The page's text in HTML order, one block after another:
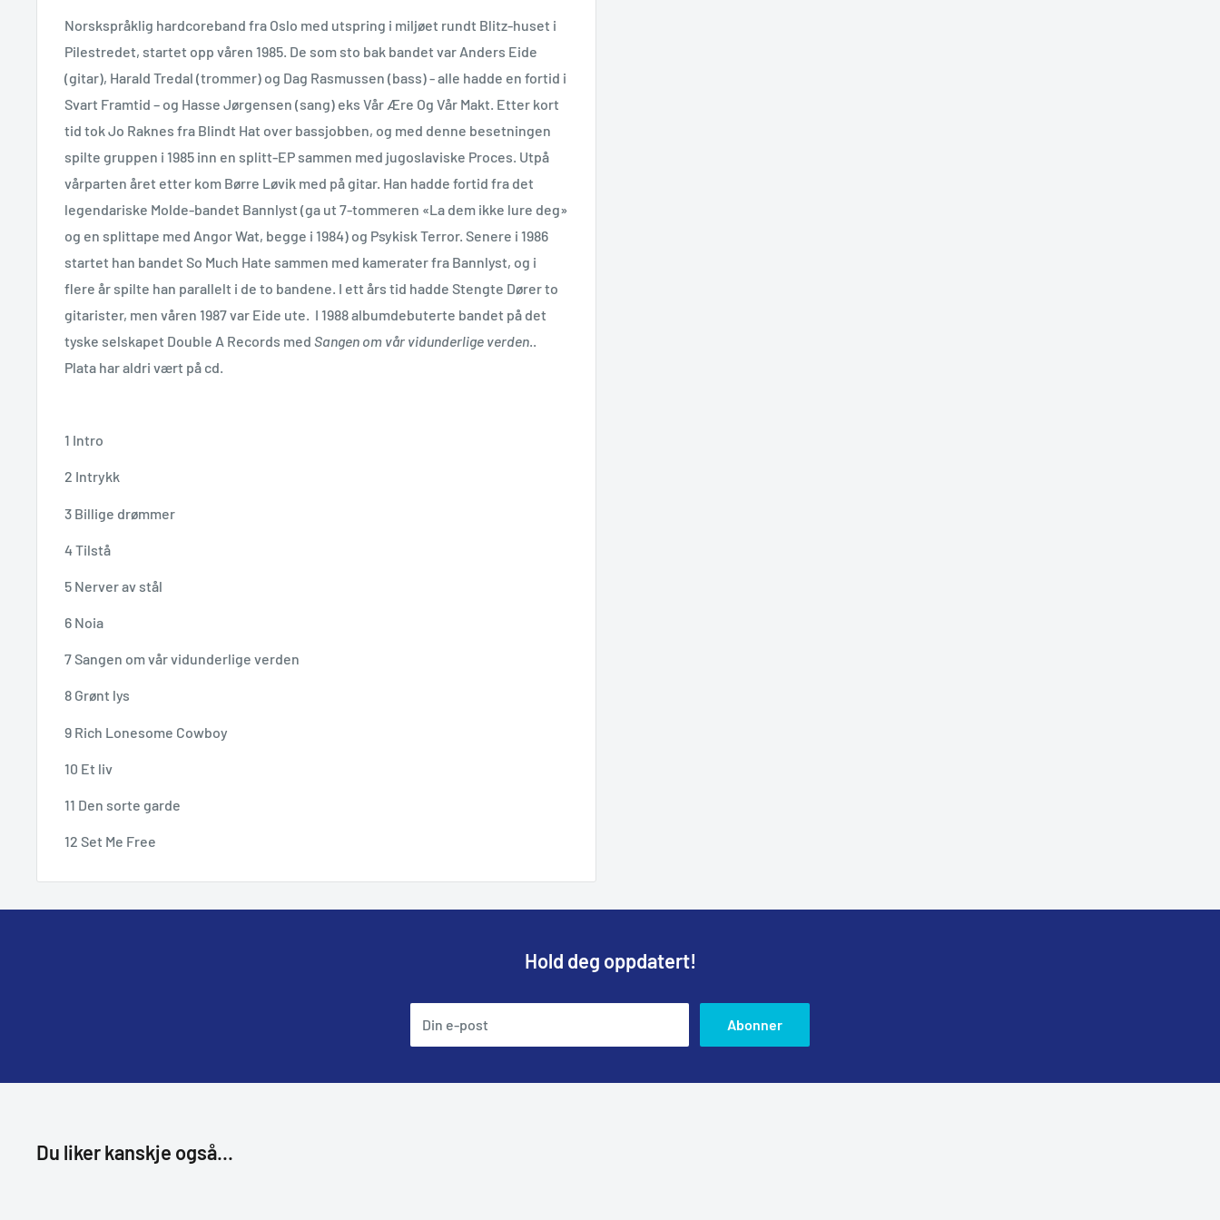
Norskspråklig hardcoreband fra Oslo med utspring i miljøet rundt Blitz-huset i
Pilestredet, startet opp våren 1985. De som sto bak bandet var Anders Eide
(gitar), Harald Tredal (trommer) og Dag Rasmussen (bass) - alle hadde en fortid i
Svart Framtid – og Hasse Jørgensen (sang) eks Vår Ære Og Vår Makt. Etter kort
tid tok Jo Raknes fra Blindt Hat over bassjobben, og med denne besetningen
spilte gruppen i 1985 inn en splitt-EP sammen med jugoslaviske Proces. Utpå
vårparten året etter kom Børre Løvik med på gitar. Han hadde fortid fra det
legendariske Molde-bandet Bannlyst (ga ut 7-tommeren «La dem ikke lure deg»
og en splittape med Angor Wat, begge i 1984) og Psykisk Terror. Senere i 1986
startet han bandet So Much Hate sammen med kamerater fra Bannlyst, og i
flere år spilte han parallelt i de to bandene. I ett års tid hadde Stengte Dører to
gitarister, men våren 1987 var Eide ute. I 1988 albumdebuterte bandet på det
tyske selskapet Double A Records med Sangen om vår vidunderlige verden
Plata har aldri vært på cd.
1 Intro
2 Intrykk
3 Billige drømmer
4 Tilstå
5 Nerver av stål
6 Noia
7 Sangen om vår vidunderlige verden
8 Grønt lys
9 Rich Lonesome Cowboy
10 Et liv
11 Den sorte garde
12 Set Me Free
Hold deg oppdatert!
Din e-post Abonner
Du liker kanskje også...